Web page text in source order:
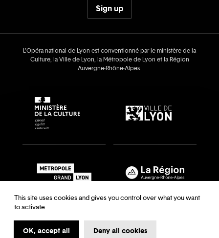
Sign up
L’Opéra national de Lyon est conventionné par le ministère de la
Culture, la Ville de Lyon, la Métropole de Lyon et la Région
Auvergne‑Rhône‑Alpes.
Recrutements & auditions Legal notice
This site uses cookies and gives you control over what you want
to activate
OK, accept all Deny all cookies